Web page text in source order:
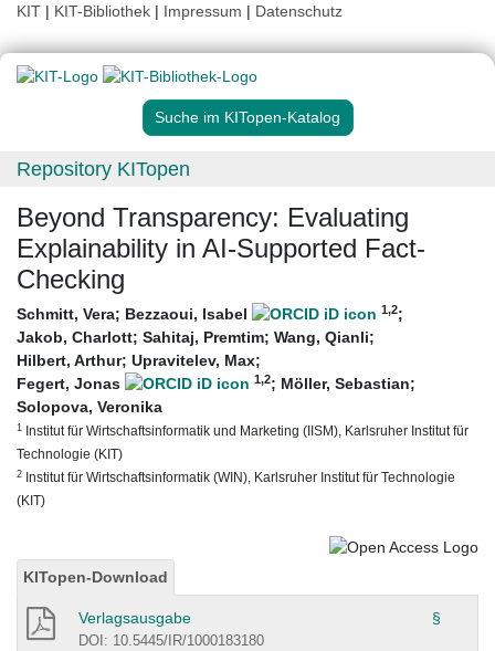
KIT | KIT-Bibliothek | Impressum | Datenschutz
Suche im KITopen-Katalog
Repository KITopen
Beyond Transparency: Evaluating
Explainability in AI-Supported Fact-
Checking
Schmitt, Vera; Bezzaoui, Isabel 1,2;
Jakob, Charlott; Sahitaj, Premtim; Wang, Qianli;
Hilbert, Arthur; Upravitelev, Max;
Fegert, Jonas
1,2; Möller, Sebastian;
Solopova, Veronika
1 Institut für Wirtschaftsinformatik und Marketing (IISM), Karlsruher Institut für
Technologie (KIT)
2 Institut für Wirtschaftsinformatik (WIN), Karlsruher Institut für Technologie
(KIT)
KITopen-Download
Verlagsausgabe §
DOI: 10.5445/IR/1000183180